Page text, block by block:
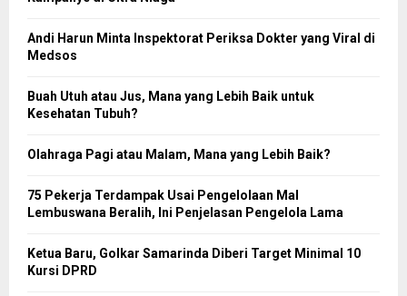
Andi Harun Minta Inspektorat Periksa Dokter yang Viral di
Medsos
Buah Utuh atau Jus, Mana yang Lebih Baik untuk
Kesehatan Tubuh?
Olahraga Pagi atau Malam, Mana yang Lebih Baik?
75 Pekerja Terdampak Usai Pengelolaan Mal
Lembuswana Beralih, Ini Penjelasan Pengelola Lama
Ketua Baru, Golkar Samarinda Diberi Target Minimal 10
Kursi DPRD